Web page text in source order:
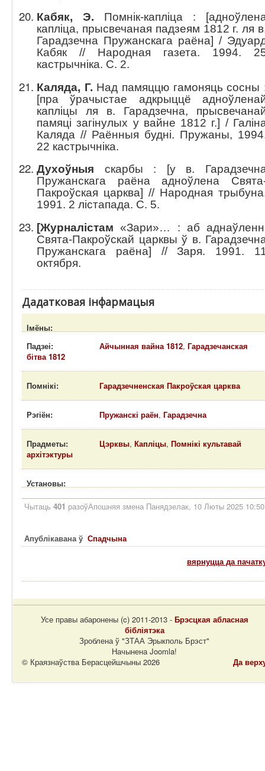
Кабяк, Э. Помнік-капліца :
капліца, прысвечаная падзеям 1812 г. ля
Гарадзечна Пружанскага раёна] /
Кабяк // Народная газета. 1994.
кастрычніка. С. 2.
Каляда, Г. Над памяццю гамоняць сосны
[пра ўрачыстае адкрыццё
капліцы ля в. Гарадзечна,
памяці загінулых у вайне 1812 г.] /
Каляда // Раённыя будні. Пружаны,
22 кастрычніка.
Духоўныя скарбы : [у в.
Пружанскага раёна адноўлена
Пакроўская царква] // Народная
1991. 2 лістапада. С. 5.
[Журналістам «Зари»… : аб
Свята-Пакроўскай царквы ў в.
Пружанскага раёна] // Заря. 1991.
октября.
Дадатковая інфармацыя
Імёны:
Падзеі:
Айчынная вайна 1812,Гарадзечанская
бітва 1812
Помнікі: Гарадзечненская Пакроўская царква
Рэгіён: Пружанскі раён,Гарадзечна
Прадметы: Цэрквы,Капліцы,Помнікі культавай
архітэктуры
Установы:
Чытаць 401 разоўАпошняя змена Панядзелак, 10 Люты 2025 10:50
Апублікавана ў Спадчына
вярнуцца да
Усе правы абаронены (c) 2011-2013 - Брэсцкая абласная
бібліятэка
Зроблена ў "ЗТАА Эрыкполь Брэст"
Начынена Joomla!
Да
© Краязнаўства Берасцейшчыны 2026